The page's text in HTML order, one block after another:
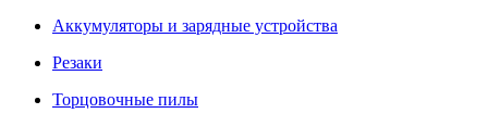
Аккумуляторы и зарядные устройства
Резаки
Торцовочные пилы